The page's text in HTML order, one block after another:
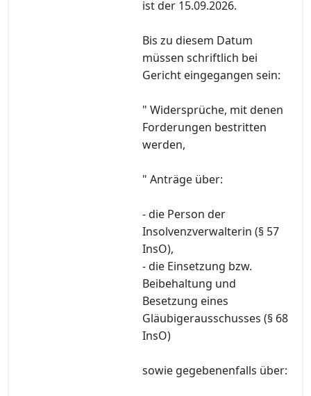
ist der 15.09.2026.
Bis zu diesem Datum
müssen schriftlich bei
Gericht eingegangen sein:
" Widersprüche, mit denen
Forderungen bestritten
werden,
" Anträge über:
- die Person der
Insolvenzverwalterin (§ 57
InsO),
- die Einsetzung bzw.
Beibehaltung und
Besetzung eines
Gläubigerausschusses (§ 68
InsO)
sowie gegebenenfalls über: